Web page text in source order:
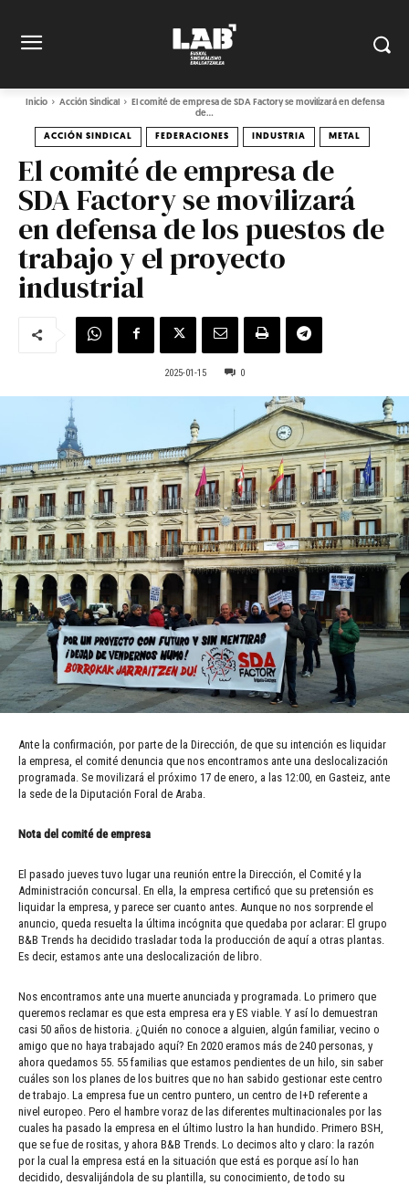
Inicio Acción Sindical
El comité de empresa de SDA Factory se movilizará en defensa
de...
ACCIÓN SINDICAL FEDERACIONES INDUSTRIA METAL
El comité de empresa de
SDA Factory se movilizará
en defensa de los puestos de
trabajo y el proyecto
industrial
2025-01-15 0
Ante la confirmación, por parte de la Dirección, de que su intención es liquidar
la empresa, el comité denuncia que nos encontramos ante una deslocalización
programada. Se movilizará el próximo 17 de enero, a las 12:00, en Gasteiz, ante
la sede de la Diputación Foral de Araba.
Nota del comité de empresa
El pasado jueves tuvo lugar una reunión entre la Dirección, el Comité y la
Administración concursal. En ella, la empresa certificó que su pretensión es
liquidar la empresa, y parece ser cuanto antes. Aunque no nos sorprende el
anuncio, queda resuelta la última incógnita que quedaba por aclarar: El grupo
B&B Trends ha decidido trasladar toda la producción de aquí a otras plantas.
Es decir, estamos ante una deslocalización de libro.
Nos encontramos ante una muerte anunciada y programada. Lo primero que
queremos reclamar es que esta empresa era y ES viable. Y así lo demuestran
casi 50 años de historia. ¿Quién no conoce a alguien, algún familiar, vecino o
amigo que no haya trabajado aquí? En 2020 eramos más de 240 personas, y
ahora quedamos 55. 55 familias que estamos pendientes de un hilo, sin saber
cuáles son los planes de los buitres que no han sabido gestionar este centro
de trabajo. La empresa fue un centro puntero, un centro de I+D referente a
nivel europeo. Pero el hambre voraz de las diferentes multinacionales por las
cuales ha pasado la empresa en el último lustro la han hundido. Primero BSH,
que se fue de rositas, y ahora B&B Trends. Lo decimos alto y claro: la razón
por la cual la empresa está en la situación que está es porque así lo han
decidido, desvalijándola de su plantilla, su conocimiento, de todo su